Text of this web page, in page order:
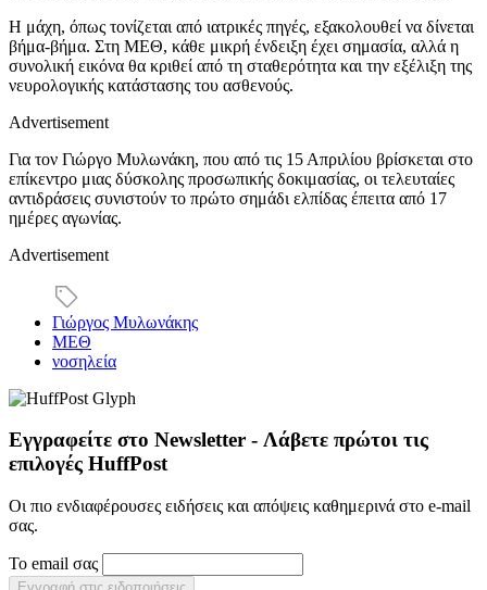
Η μάχη, όπως τονίζεται από ιατρικές πηγές, εξακολουθεί να δίνεται
βήμα-βήμα. Στη ΜΕΘ, κάθε μικρή ένδειξη έχει σημασία, αλλά η
συνολική εικόνα θα κριθεί από τη σταθερότητα και την εξέλιξη της
νευρολογικής κατάστασης του ασθενούς.
Advertisement
Για τον Γιώργο Μυλωνάκη, που από τις 15 Απριλίου βρίσκεται στο
επίκεντρο μιας δύσκολης προσωπικής δοκιμασίας, οι τελευταίες
αντιδράσεις συνιστούν το πρώτο σημάδι ελπίδας έπειτα από 17
ημέρες αγωνίας.
Advertisement
Γιώργος Μυλωνάκης
ΜΕΘ
νοσηλεία
Εγγραφείτε στο Newsletter - Λάβετε πρώτοι τις
επιλογές HuffPost
Οι πιο ενδιαφέρουσες ειδήσεις και απόψεις καθημερινά στο e-mail
σας.
Το email σας